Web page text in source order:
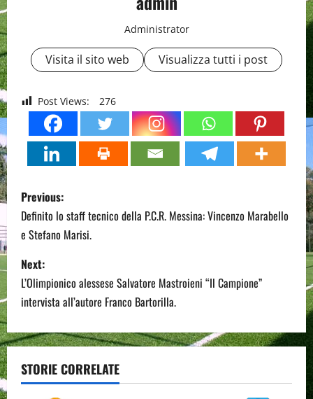
Administrator
Visita il sito web Visualizza tutti i post
Post Views: 276
P
o
s
t
n
a
v
Previous:
Definito lo staff tecnico della P.C.R. Messina: Vincenzo Marabello
e Stefano Marisi.
Next:
L’Olimpionico alessese Salvatore Mastroieni “Il Campione”
intervista all’autore Franco Bartorilla.
STORIE CORRELATE